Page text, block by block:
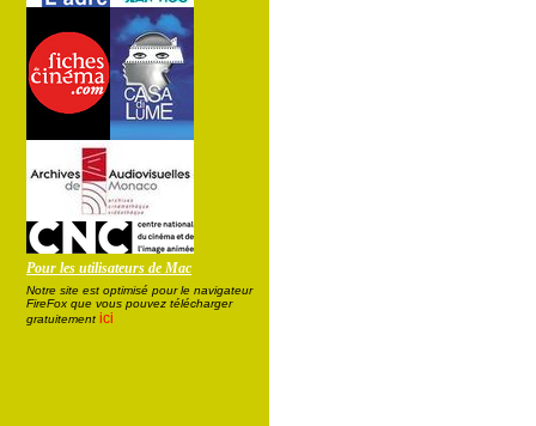
Pour les utilisateurs de Mac
Notre site est optimisé pour le navigateur
FireFox que vous pouvez télécharger
gratuitement ici